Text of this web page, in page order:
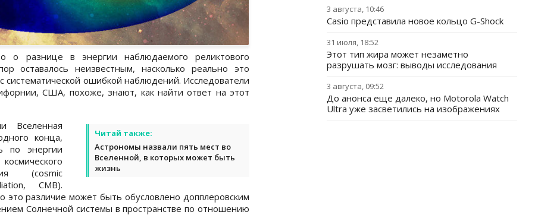
о разнице в энергии наблюдаемого реликтового
оставалось неизвестным, насколько реально это
систематической ошибкой наблюдений. Исследователи
США, похоже, знают, как найти ответ на этот
Читай также:
Астрономы назвали пять мест во
Вселенной, в которых может быть
жизнь
Вселенная
конца,
по энергии
(cosmic
CMB).
это различие может быть обусловлено допплеровским
Солнечной системы в пространстве по отношению
3 августа, 10:46
Casio представила новое кольцо G-Shock
31 июля, 18:52
Этот тип жира может незаметно
разрушать мозг: выводы исследования
3 августа, 09:52
До анонса еще далеко, но Motorola Watch
Ultra уже засветились на изображениях